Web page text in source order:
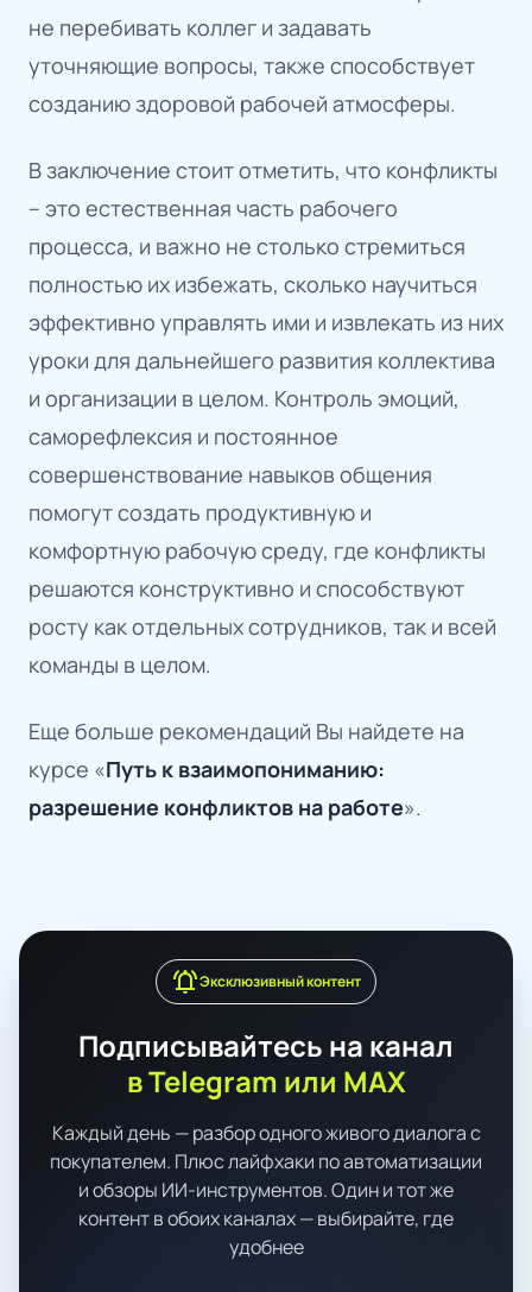
не перебивать коллег и задавать
уточняющие вопросы, также способствует
созданию здоровой рабочей атмосферы.
В заключение стоит отметить, что конфликты
– это естественная часть рабочего
процесса, и важно не столько стремиться
полностью их избежать, сколько научиться
эффективно управлять ими и извлекать из них
уроки для дальнейшего развития коллектива
и организации в целом. Контроль эмоций,
саморефлексия и постоянное
совершенствование навыков общения
помогут создать продуктивную и
комфортную рабочую среду, где конфликты
решаются конструктивно и способствуют
росту как отдельных сотрудников, так и всей
команды в целом.
Еще больше рекомендаций Вы найдете на
курсе «Путь к взаимопониманию:
разрешение конфликтов на работе».
notifications_activeЭксклюзивный контент
Подписывайтесь на канал
в Telegram или MAX
Каждый день — разбор одного живого диалога с
покупателем. Плюс лайфхаки по автоматизации
и обзоры ИИ-инструментов. Один и тот же
контент в обоих каналах — выбирайте, где
удобнее